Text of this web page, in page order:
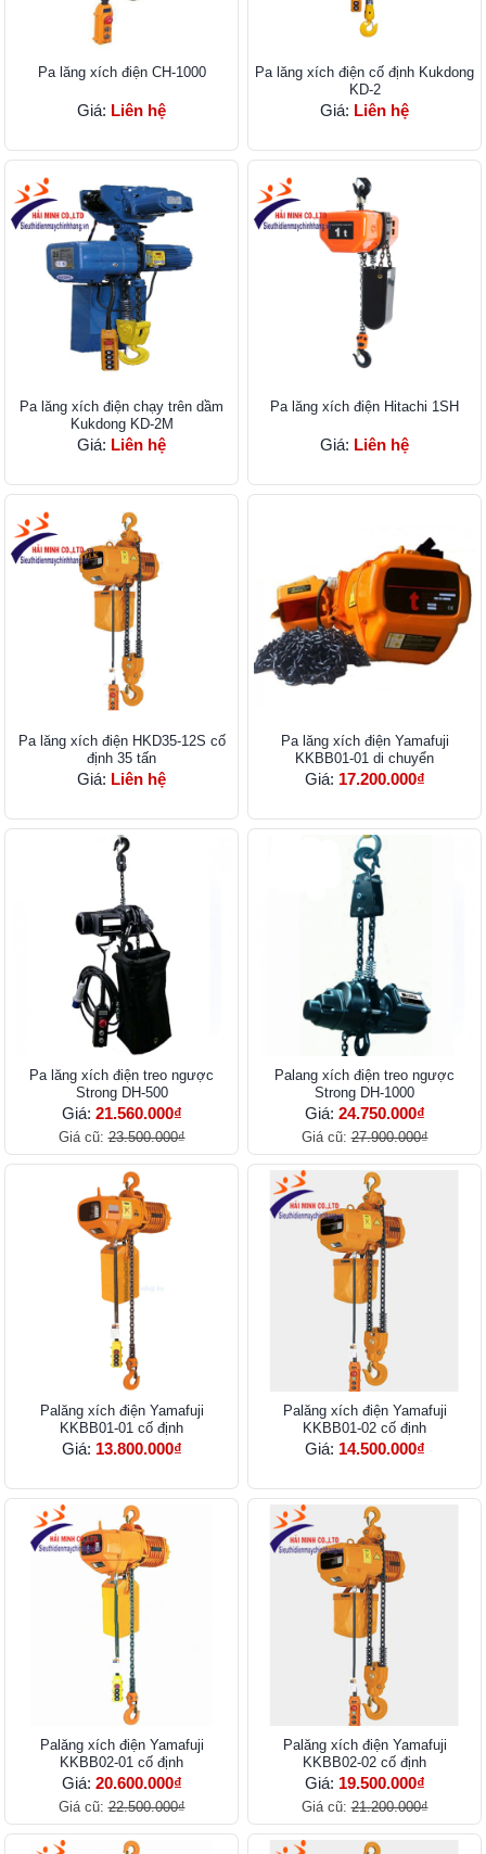
Pa lăng xích điện CH-1000
Giá: Liên hệ
Pa lăng xích điện cố định Kukdong
KD-2
Giá: Liên hệ
Pa lăng xích điện chạy trên dầm
Kukdong KD-2M
Giá: Liên hệ
Pa lăng xích điện Hitachi 1SH
Giá: Liên hệ
Pa lăng xích điện HKD35-12S cố
định 35 tấn
Giá: Liên hệ
Pa lăng xích điện Yamafuji
KKBB01-01 di chuyển
Giá: 17.200.000₫
Pa lăng xích điện treo ngược
Strong DH-500
Giá: 21.560.000₫
Giá cũ:23.500.000₫
Palang xích điện treo ngược
Strong DH-1000
Giá: 24.750.000₫
Giá cũ:27.900.000₫
Palăng xích điện Yamafuji
KKBB01-01 cố định
Giá: 13.800.000₫
Palăng xích điện Yamafuji
KKBB01-02 cố định
Giá: 14.500.000₫
Palăng xích điện Yamafuji
KKBB02-01 cố định
Giá: 20.600.000₫
Giá cũ:22.500.000₫
Palăng xích điện Yamafuji
KKBB02-02 cố định
Giá: 19.500.000₫
Giá cũ:21.200.000₫